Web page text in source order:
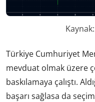
Türkiye Cumhuriyet
mevduat olmak üzere
baskılamaya çalıştı.
başarı sağlasa da